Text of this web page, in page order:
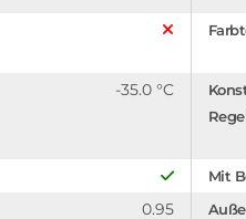
-35.0 °C
Mit
0.95